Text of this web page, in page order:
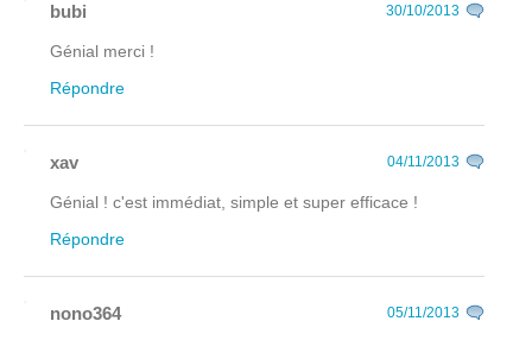
bubi 30/10/2013
Génial merci !
Répondre
xav 04/11/2013
Génial ! c'est immédiat, simple et super efficace !
Répondre
nono364 05/11/2013